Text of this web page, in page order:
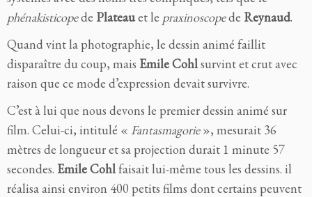
phénakisticopede Plateauet le praxinoscopede Reynaud.
Quand vint la photographie, le dessin animé faillit
disparaître du coup, mais Emile Cohlsurvint et crut avec
raison que ce mode d’expression devait survivre.
C’est à lui que nous devons le premier dessin animé sur
film. Celui-ci, intitulé « Fantasmagorie», mesurait 36
mètres de longueur et sa projection durait 1 minute 57
secondes. Emile Cohlfaisait lui-même tous les dessins. il
réalisa ainsi environ 400 petits films dont certains peuvent